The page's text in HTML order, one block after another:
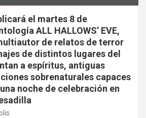
el martes 8 de
ALL HALLOWS’ EVE,
de relatos de terror
de distintos lugares del
a espíritus, antiguas
sobrenaturales capaces
noche de celebración en